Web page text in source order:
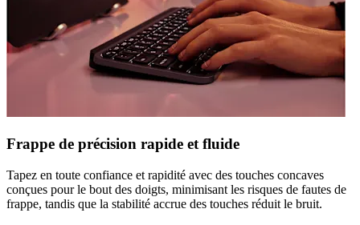
Frappe de précision rapide et fluide
Tapez en toute confiance et rapidité avec des touches concaves
conçues pour le bout des doigts, minimisant les risques de fautes de
frappe, tandis que la stabilité accrue des touches réduit le bruit.